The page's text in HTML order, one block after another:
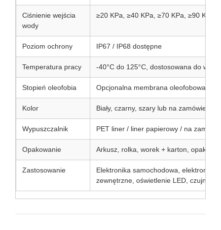
Ciśnienie wejścia
wody
≥20 KPa, ≥40 KPa, ≥70 KPa, ≥90 KPa
Poziom ochrony IP67 / IP68 dostępne
Temperatura pracy -40°C do 125°C, dostosowana do
Stopień oleofobia Opcjonalna membrana oleofobowa,
Kolor Biały, czarny, szary lub na zamówienie
Wypuszczalnik PET liner / liner papierowy / na
Opakowanie Arkusz, rolka, worek + karton,
Zastosowanie
Elektronika samochodowa, elektronika
zewnętrzne, oświetlenie LED, czujniki